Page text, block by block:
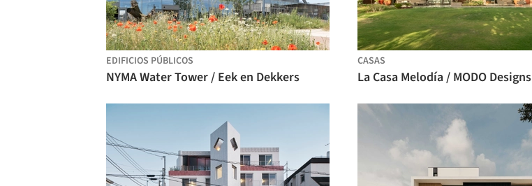
EDIFICIOS PÚBLICOS
NYMA Water Tower / Eek en Dekkers
CASAS
La Casa Melodía / MODO Designs